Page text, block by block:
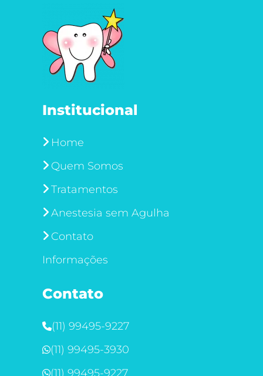
Institucional
Home
Quem Somos
Tratamentos
Anestesia sem Agulha
Contato
Informações
Contato
(11) 99495-9227
(11) 99495-3930
(11) 99495-9227